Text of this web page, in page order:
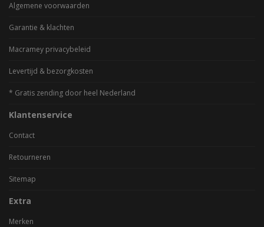
Algemene voorwaarden
Garantie & klachten
Macramey privacybeleid
Levertijd & bezorgkosten
* Gratis zending door heel Nederland
Klantenservice
Contact
Retourneren
Sitemap
Extra
Merken